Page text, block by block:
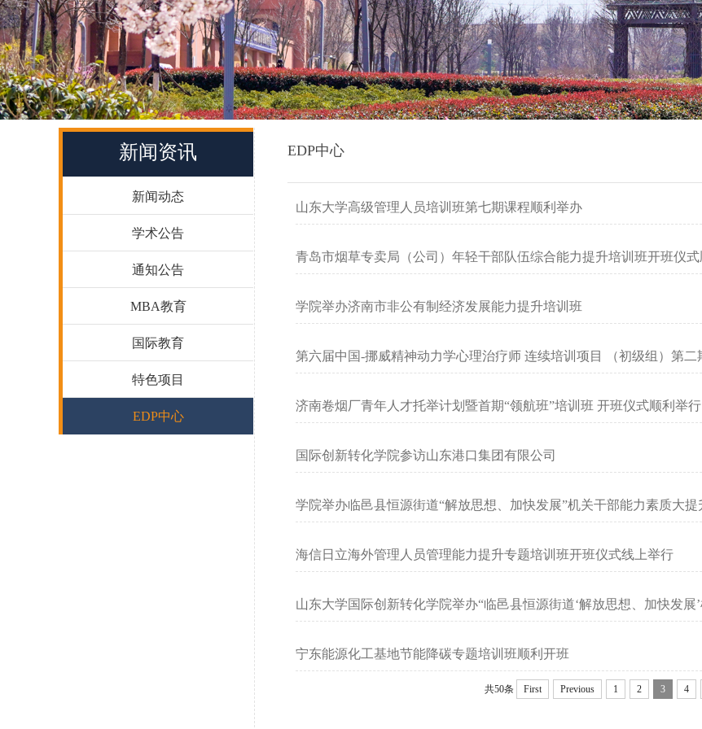
新闻资讯
新闻动态
学术公告
通知公告
MBA教育
国际教育
特色项目
EDP中心
EDP中心
山东大学高级管理人员培训班第七期课程顺利举办
青岛市烟草专卖局（公司）年轻干部队伍综合能力提升培训班开班仪
学院举办济南市非公有制经济发展能力提升培训班
第六届中国-挪威精神动力学心理治疗师 连续培训项目 （初级组）第二
济南卷烟厂青年人才托举计划暨首期“领航班”培训班 开班仪式顺利举行
国际创新转化学院参访山东港口集团有限公司
学院举办临邑县恒源街道“解放思想、加快发展”机关干部能力素质大提
海信日立海外管理人员管理能力提升专题培训班开班仪式线上举行
山东大学国际创新转化学院举办“临邑县恒源街道‘解放思想、加快发展
宁东能源化工基地节能降碳专题培训班顺利开班
共50条 First Previous 1 2 3 4